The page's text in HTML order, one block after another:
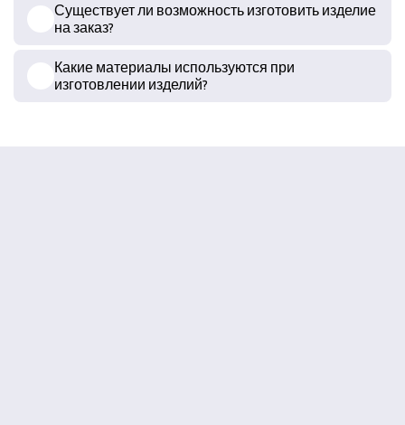
Существует ли возможность изготовить изделие
на заказ?
Какие материалы используются при
изготовлении изделий?